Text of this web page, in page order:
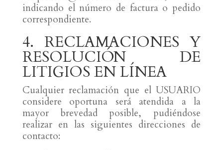
indicando el número de factura o pedido
correspondiente.
4. RECLAMACIONES Y
RESOLUCIÓN DE
LITIGIOS EN LÍNEA
Cualquier reclamación que el USUARIO
considere oportuna será atendida a la
mayor brevedad posible, pudiéndose
realizar en las siguientes direcciones de
contacto: